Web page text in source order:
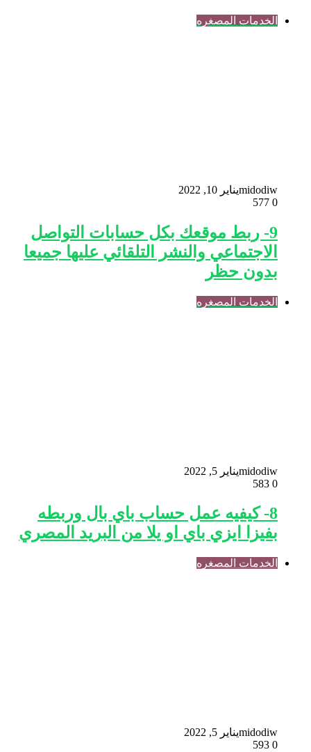
الخدمات المصغره
midodiwيناير 10, 2022
0
9- ربط موقعك بكل حسابات التواصل
الاجتماعي والنشر التلقائي عليها جميعا
بدون حظر
الخدمات المصغره
midodiwيناير 5, 2022
0
8- كيفيه عمل حساب باي بال وربطه
بفيزا ايزي باي او يلا من البريد المصري
الخدمات المصغره
midodiwيناير 5, 2022
0